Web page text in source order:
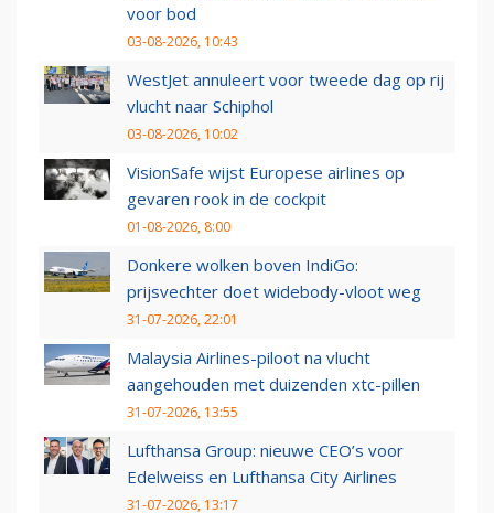
voor bod
03-08-2026, 10:43
WestJet annuleert voor tweede dag op rij
vlucht naar Schiphol
03-08-2026, 10:02
VisionSafe wijst Europese airlines op
gevaren rook in de cockpit
01-08-2026, 8:00
Donkere wolken boven IndiGo:
prijsvechter doet widebody-vloot weg
31-07-2026, 22:01
Malaysia Airlines-piloot na vlucht
aangehouden met duizenden xtc-pillen
31-07-2026, 13:55
Lufthansa Group: nieuwe CEO’s voor
Edelweiss en Lufthansa City Airlines
31-07-2026, 13:17